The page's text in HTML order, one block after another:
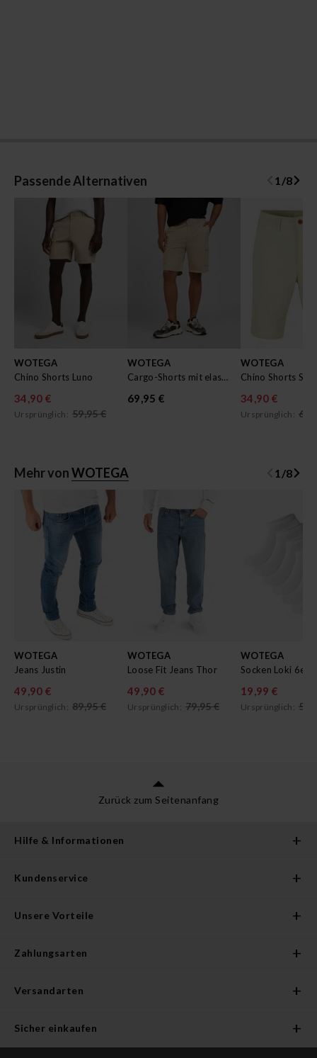
Passende Alternativen 1/8
WOTEGA
Chino Shorts Luno
34,90 €
Ursprünglich: 59,95 €
WOTEGA
Cargo-Shorts mit elastischem Bund Atlas
69,95 €
WOTEGA
Chino Shorts
34,90 €
Ursprünglich:
Mehr vonWOTEGA 1 /8
WOTEGA
Jeans Justin
49,90 €
Ursprünglich: 89,95 €
WOTEGA
Loose Fit Jeans Thor
49,90 €
Ursprünglich: 79,95 €
WOTEGA
Socken Loki 6er
19,99 €
Ursprünglich:
Zurück zum Seitenanfang
Hilfe & Informationen
Kundenservice
Unsere Vorteile
Zahlungsarten
Versandarten
Sicher einkaufen